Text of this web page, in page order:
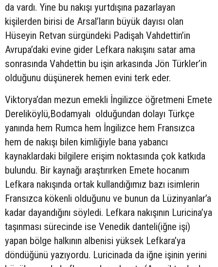
da vardı. Yine bu nakışı yurtdışına pazarlayan
kişilerden birisi de Arsal’ların büyük dayısı olan
Hüseyin Retvan sürgündeki Padişah Vahdettin’in
Avrupa’daki evine gider Lefkara nakışını satar ama
sonrasında Vahdettin bu işin arkasında Jön Türkler’in
olduğunu düşünerek hemen evini terk eder.
Viktorya’dan mezun emekli İngilizce öğretmeni Emete
Dereliköylü,Bodamyalı olduğundan dolayı Türkçe
yanında hem Rumca hem İngilizce hem Fransızca
hem de nakışı bilen kimliğiyle bana yabancı
kaynaklardaki bilgilere erişim noktasında çok katkıda
bulundu. Bir kaynağı araştırırken Emete hocanım
Lefkara nakışında ortak kullandığımız bazı isimlerin
Fransızca kökenli olduğunu ve bunun da Lüzinyanlar’a
kadar dayandığını söyledi. Lefkara nakışının Luricina’ya
taşınması sürecinde ise Venedik danteli(iğne işi)
yapan bölge halkının albenisi yüksek Lefkara’ya
döndüğünü yazıyordu. Luricinada da iğne işinin yerini